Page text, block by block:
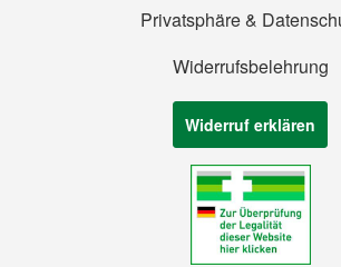
Privatsphäre &
Widerrufsbelehrung
Widerruf erklären